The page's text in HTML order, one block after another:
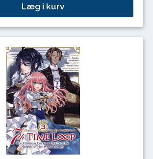
Læg i kurv